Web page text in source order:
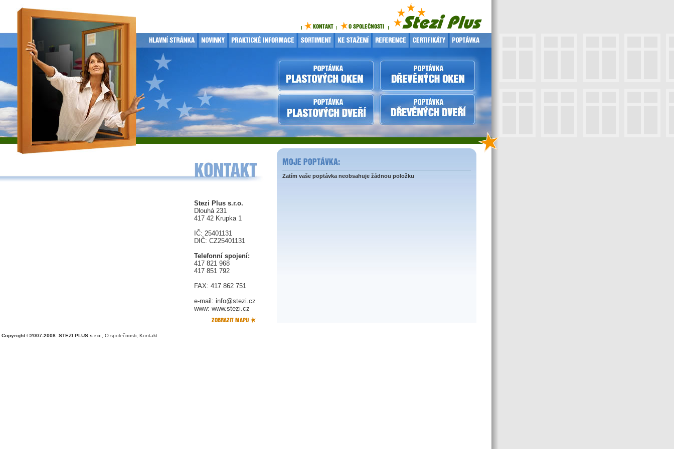
Stezi Plus s.r.o.
Dlouhá 231
417 42 Krupka 1
IČ: 25401131
DIČ: CZ25401131
Telefonní spojení:
417 821 968
417 851 792
FAX: 417 862 751
e-mail: info@stezi.cz
www: www.stezi.cz
Zatím vaše poptávka neobsahuje žádnou položku
Copyright ©2007-2008: STEZI PLUS s r.o. O společnosti Kontakt